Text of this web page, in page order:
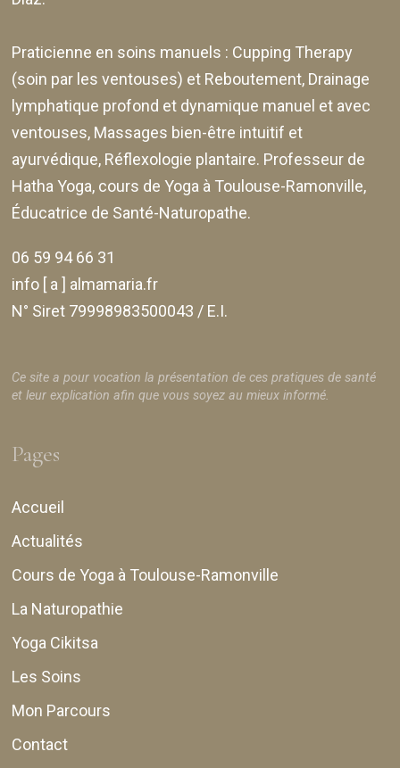
Praticienne en soins manuels : Cupping Therapy
(soin par les ventouses) et Reboutement, Drainage
lymphatique profond et dynamique manuel et avec
ventouses, Massages bien-être intuitif et
ayurvédique, Réflexologie plantaire. Professeur de
Hatha Yoga, cours de Yoga à Toulouse-Ramonville,
Éducatrice de Santé-Naturopathe.
06 59 94 66 31
info [ a ] almamaria.fr
N° Siret 79998983500043 / E.I.
Ce site a pour vocation la présentation de ces pratiques de santé
et leur explication afin que vous soyez au mieux informé.
Pages
Accueil
Actualités
Cours de Yoga à Toulouse-Ramonville
La Naturopathie
Yoga Cikitsa
Les Soins
Mon Parcours
Contact